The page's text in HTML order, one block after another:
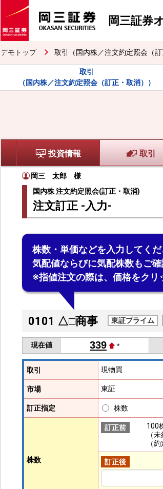
岡三証券
デモトップ 取引（国内株／注文約定照会（訂
取引
（国内株／注文約定照会（訂正・取消））
投資情報 取引
岡三 太郎 様
国内株 注文約定照会(訂正・取消)
注文訂正 -入力-
株数・単価などを入力してく
気配値ならびに気配株数もご
※指値注文の際は、価格をク
0101 △□商事 東証プライム
現在値 339 *
取引 現物買
市場 東証
訂正指定 株数
株数
訂正前
100
（
（
訂正後